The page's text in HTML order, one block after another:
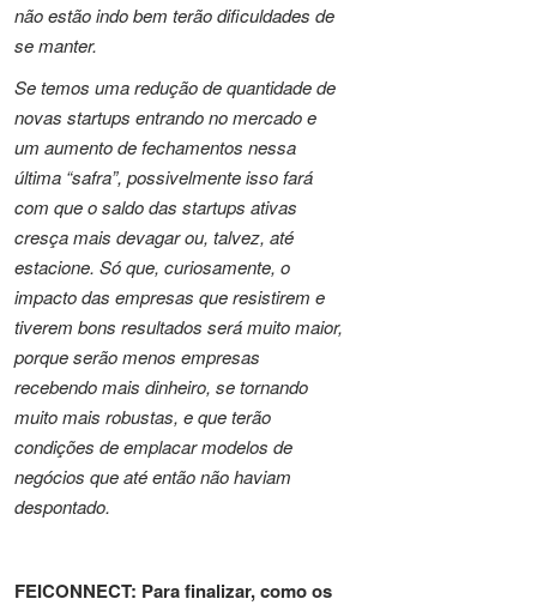
não estão indo bem terão dificuldades de
se manter.
Se temos uma redução de quantidade de
novas startups entrando no mercado e
um aumento de fechamentos nessa
última “safra”, possivelmente isso fará
com que o saldo das startups ativas
cresça mais devagar ou, talvez, até
estacione. Só que, curiosamente, o
impacto das empresas que resistirem e
tiverem bons resultados será muito maior,
porque serão menos empresas
recebendo mais dinheiro, se tornando
muito mais robustas, e que terão
condições de emplacar modelos de
negócios que até então não haviam
despontado.
FEICONNECT: Para finalizar, como os